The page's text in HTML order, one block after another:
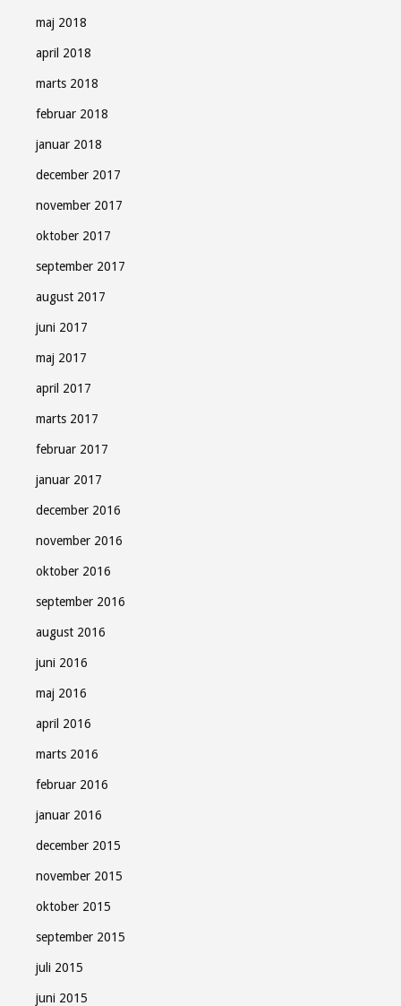
maj 2018
april 2018
marts 2018
februar 2018
januar 2018
december 2017
november 2017
oktober 2017
september 2017
august 2017
juni 2017
maj 2017
april 2017
marts 2017
februar 2017
januar 2017
december 2016
november 2016
oktober 2016
september 2016
august 2016
juni 2016
maj 2016
april 2016
marts 2016
februar 2016
januar 2016
december 2015
november 2015
oktober 2015
september 2015
juli 2015
juni 2015